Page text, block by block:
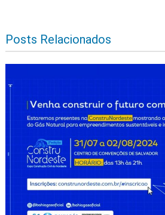
Posts Relacionados